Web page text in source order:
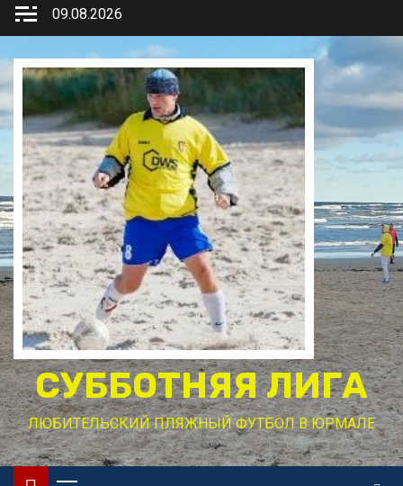
Перейти
содержимому
09.08.2026
СУББОТНЯЯ ЛИГА
ЛЮБИТЕЛЬСКИЙ ПЛЯЖНЫЙ ФУТБОЛ В ЮРМАЛЕ